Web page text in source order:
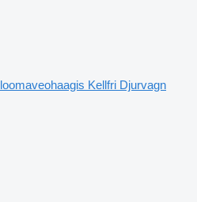
loomaveohaagis Kellfri Djurvagn